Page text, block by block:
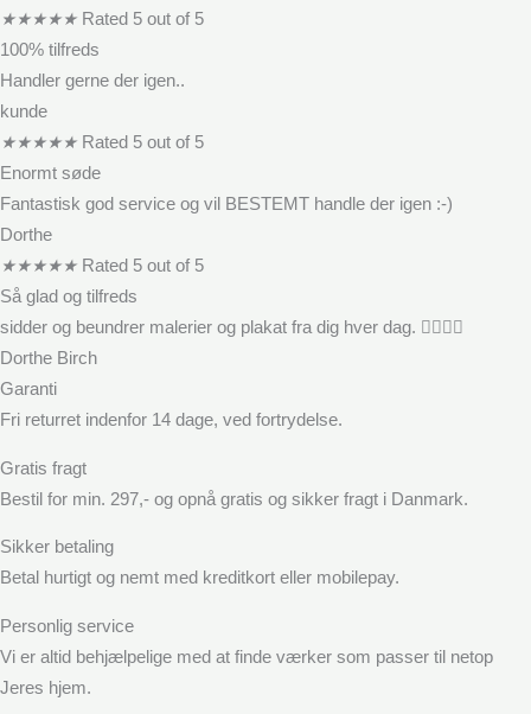
★★★★★ Rated 5 out of 5
100% tilfreds
Handler gerne der igen..
kunde
★★★★★ Rated 5 out of 5
Enormt søde
Fantastisk god service og vil BESTEMT handle der igen :-)
Dorthe
★★★★★ Rated 5 out of 5
Så glad og tilfreds
sidder og beundrer malerier og plakat fra dig hver dag. 👍🏻😍😍
Dorthe Birch
Garanti
Fri returret indenfor 14 dage, ved fortrydelse.
Gratis fragt
Bestil for min. 297,- og opnå gratis og sikker fragt i Danmark.
Sikker betaling
Betal hurtigt og nemt med kreditkort eller mobilepay.
Personlig service
Vi er altid behjælpelige med at finde værker som passer til netop
Jeres hjem.